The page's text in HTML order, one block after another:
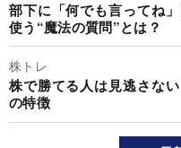
部下に「何でも言ってね
使う“魔法の質問”とは？
株トレ
株で勝てる人は見逃さな
の特徴